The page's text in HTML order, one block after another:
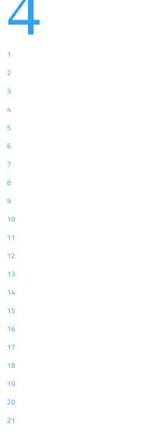
1
2
3
4
5
6
7
8
9
10
11
12
13
14
15
16
17
18
19
20
21